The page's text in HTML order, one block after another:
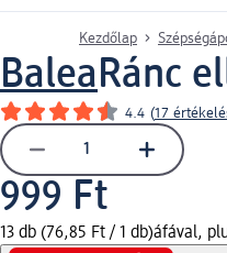
Kezdőlap
BaleaRánc
4.4 (17
999 Ft
13 db (76,85 Ft / 1 db)áfával,